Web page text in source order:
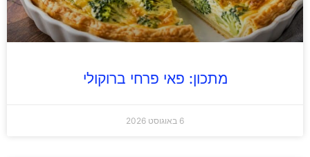
מתכון: פאי פרחי ברוקולי
6 באוגוסט 2026